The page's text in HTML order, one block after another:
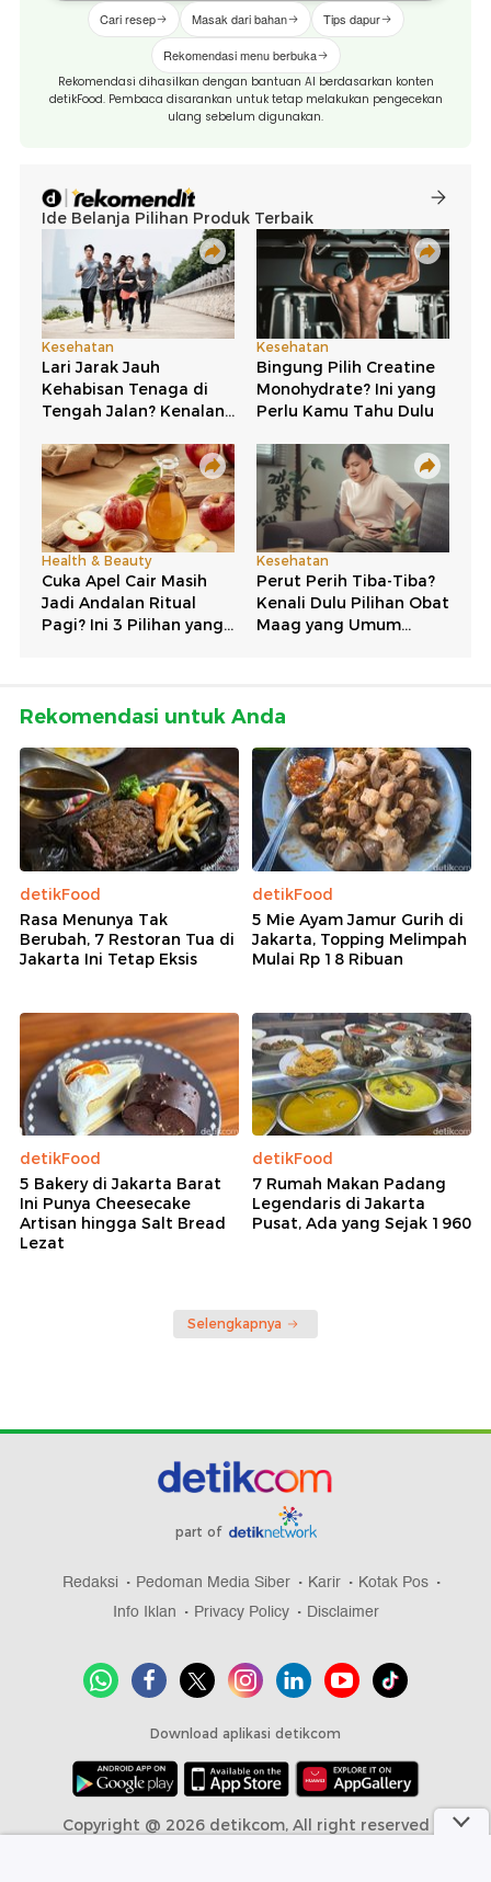
Cari resep Masak dari bahan Tips dapur
Rekomendasi menu berbuka
Rekomendasi dihasilkan dengan bantuan AI berdasarkan konten
detikFood. Pembaca disarankan untuk tetap melakukan pengecekan
ulang sebelum digunakan.
Rekomendasi untuk Anda
detikFood
Rasa Menunya Tak
Berubah, 7 Restoran Tua di
Jakarta Ini Tetap Eksis
detikFood
5 Mie Ayam Jamur Gurih di
Jakarta, Topping Melimpah
Mulai Rp 18 Ribuan
detikFood
5 Bakery di Jakarta Barat
Ini Punya Cheesecake
Artisan hingga Salt Bread
Lezat
detikFood
7 Rumah Makan Padang
Legendaris di Jakarta
Pusat, Ada yang Sejak 1960
Selengkapnya
part of
Redaksi Pedoman Media Siber Karir
Kotak Pos
Info Iklan
Privacy Policy Disclaimer
Download aplikasi detikcom
Copyright @ 2026 detikcom, All right reserved